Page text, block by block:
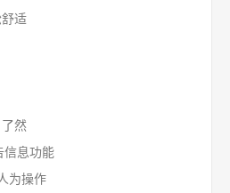
适
然
信息功能
为操作